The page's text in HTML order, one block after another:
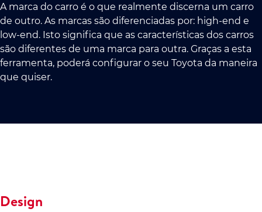
A marca do carro é o que realmente discerna um carro
de outro. As marcas são diferenciadas por: high-end e
low-end. Isto significa que as características dos carros
são diferentes de uma marca para outra. Graças a esta
ferramenta, poderá configurar o seu Toyota da maneira
que quiser.
Design